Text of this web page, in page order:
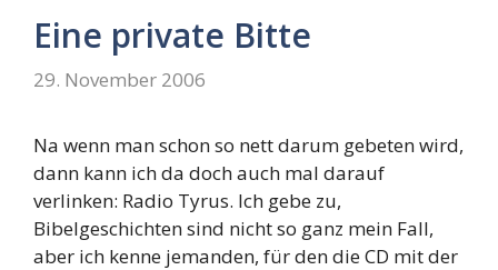
Eine private Bitte
29. November 2006
Na wenn man schon so nett darum gebeten wird,
dann kann ich da doch auch mal darauf
verlinken: Radio Tyrus. Ich gebe zu,
Bibelgeschichten sind nicht so ganz mein Fall,
aber ich kenne jemanden, für den die CD mit der